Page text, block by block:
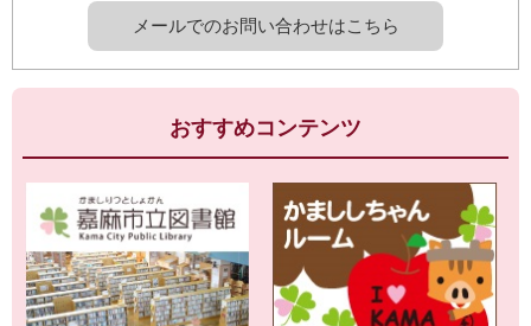
メールでのお問い合わせはこちら
おすすめコンテンツ